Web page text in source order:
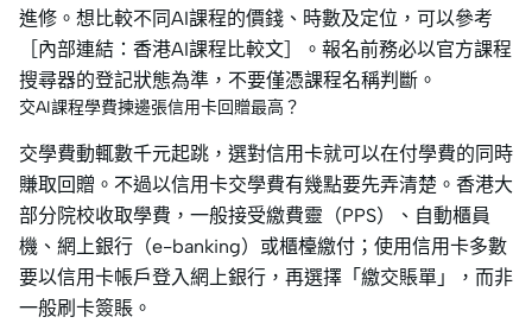
進修。想比較不同AI課程的價錢、時數及定位，可以參考
［內部連結：香港AI課程比較文］。報名前務必以官方課程
搜尋器的登記狀態為準，不要僅憑課程名稱判斷。
交AI課程學費揀邊張信用卡回贈最高？
交學費動輒數千元起跳，選對信用卡就可以在付學費的同時
賺取回贈。不過以信用卡交學費有幾點要先弄清楚。香港大
部分院校收取學費，一般接受繳費靈（PPS）、自動櫃員
機、網上銀行（e-banking）或櫃檯繳付；使用信用卡多數
要以信用卡帳戶登入網上銀行，再選擇「繳交賬單」，而非
一般刷卡簽賬。